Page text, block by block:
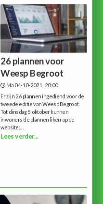
26 plannen voor
Weesp Begroot
Ma 04-10-2021, 20:00
Er zijn 26 plannen ingediend voor de
tweede editie van Weesp Begroot.
Tot dinsdag 5 oktober kunnen
inwoners de plannen liken op de
website:...
Lees verder...